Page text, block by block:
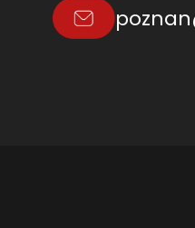
0